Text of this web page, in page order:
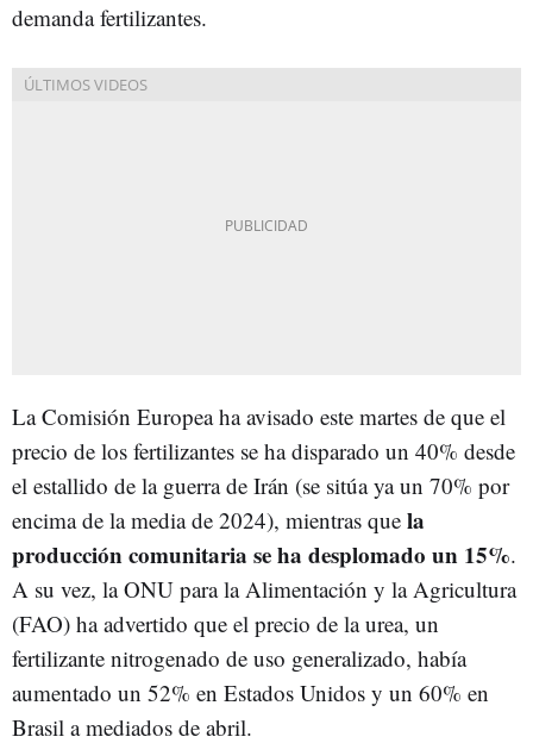
demanda fertilizantes.
La Comisión Europea ha avisado este martes de que el
precio de los fertilizantes se ha disparado un 40% desde
el estallido de la guerra de Irán (se sitúa ya un 70% por
encima de la media de 2024), mientras que la
producción comunitaria se ha desplomado un 15%.
A su vez, la ONU para la Alimentación y la Agricultura
(FAO) ha advertido que el precio de la urea, un
fertilizante nitrogenado de uso generalizado, había
aumentado un 52% en Estados Unidos y un 60% en
Brasil a mediados de abril.